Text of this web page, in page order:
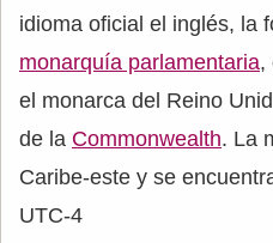
idioma oficial el inglés, la
monarquía parlamentaria,
el monarca del Reino
de la Commonwealth. La
Caribe-este y se
UTC-4